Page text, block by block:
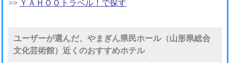
>> ＹＡＨＯＯトラベル！で探す
ユーザーが選んだ、やまぎん県民ホール（山形県総合
文化芸術館）近くのおすすめホテル